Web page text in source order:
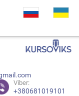
Viber:
+380681019101